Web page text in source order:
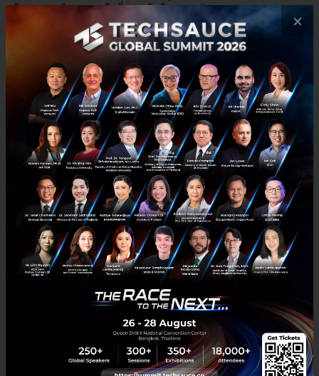
เลียนแบบกลไกธรรมชาติ เพิ่มประสิทธิภาพการรักษ...
มกราคม 13, 2026| ByTechsauce Team
HealthTech T-Cells Biotechnology Immunotherapy Medical Science
E-mail :contact@techsauce.co
Tel : 02-001-5375
Mobile : 06-4658-9500
Techsauce Media
About Techsauce
Techsauce Services
Privacy Policy
ส่งบทความ
×